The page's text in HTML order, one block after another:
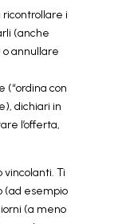
ricontrollare i
(anche
annullare
(“ordina con
dichiari in
l’offerta,
Ti
(ad esempio
(a meno